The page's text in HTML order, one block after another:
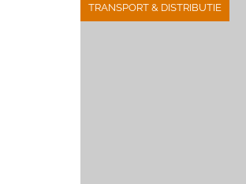
TRANSPORT & DISTRIBUTIE